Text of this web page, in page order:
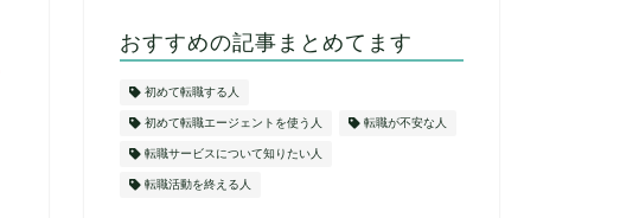
おすすめの記事まとめてます
初めて転職する人
初めて転職エージェントを使う人 転職が不安な人
転職サービスについて知りたい人
転職活動を終える人